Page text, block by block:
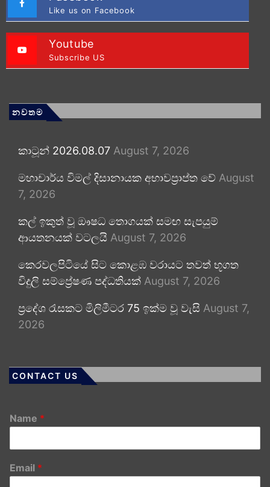
Like us on Facebook
Youtube
Subscribe US
නවතම
කාටූන් 2026.08.07 August 7, 2026
මහාචාර්ය විමල් දිසානායක අභාවප්‍රාප්ත වේ August
7, 2026
කල් ඉකුත් වූ ඖෂධ තොගයක් සමඟ සැපයුම්
ආයතනයක් වටලයි August 7, 2026
කෙරවලපිටියේ සිට කොළඹ වරායට තවත් භූගත
විදුලි සම්ප්‍රේෂණ පද්ධතියක් August 7, 2026
ප්‍රදේශ රැසකට මිලිමීටර 75 ඉක්ම වූ වැසි August 7,
2026
CONTACT US
Name *
Email *